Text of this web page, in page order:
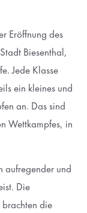
Eröffnung des
Biesenthal,
Jede Klasse
ein kleines und
an. Das sind
Wettkampfes, in
aufregender und
Die
die